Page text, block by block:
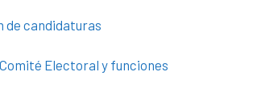
de candidaturas
Electoral y funciones